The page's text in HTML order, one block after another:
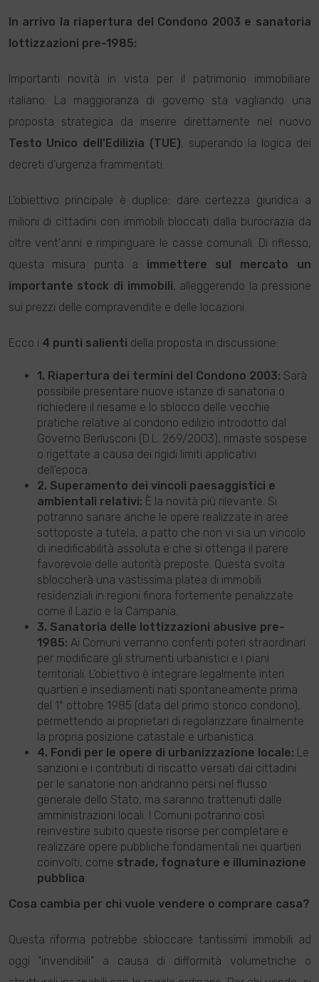
In arrivo la riapertura del Condono 2003 e sanatoria
lottizzazioni pre-1985:
Importanti novità in vista per il patrimonio immobiliare
italiano. La maggioranza di governo sta vagliando una
proposta strategica da inserire direttamente nel nuovo
Testo Unico dell’Edilizia (TUE), superando la logica dei
decreti d'urgenza frammentati.
L'obiettivo principale è duplice: dare certezza giuridica a
milioni di cittadini con immobili bloccati dalla burocrazia da
oltre vent'anni e rimpinguare le casse comunali. Di riflesso,
questa misura punta a immettere sul mercato un
importante stock di immobili, alleggerendo la pressione
sui prezzi delle compravendite e delle locazioni.
Ecco i 4 punti salienti della proposta in discussione:
1. Riapertura dei termini del Condono 2003: Sarà
possibile presentare nuove istanze di sanatoria o
richiedere il riesame e lo sblocco delle vecchie
pratiche relative al condono edilizio introdotto dal
Governo Berlusconi (D.L. 269/2003), rimaste sospese
o rigettate a causa dei rigidi limiti applicativi
dell'epoca.
2. Superamento dei vincoli paesaggistici e
ambientali relativi: È la novità più rilevante. Si
potranno sanare anche le opere realizzate in aree
sottoposte a tutela, a patto che non vi sia un vincolo
di inedificabilità assoluta e che si ottenga il parere
favorevole delle autorità preposte. Questa svolta
sbloccherà una vastissima platea di immobili
residenziali in regioni finora fortemente penalizzate
come il Lazio e la Campania.
3. Sanatoria delle lottizzazioni abusive pre-
1985: Ai Comuni verranno conferiti poteri straordinari
per modificare gli strumenti urbanistici e i piani
territoriali. L'obiettivo è integrare legalmente interi
quartieri e insediamenti nati spontaneamente prima
del 1° ottobre 1985 (data del primo storico condono),
permettendo ai proprietari di regolarizzare finalmente
la propria posizione catastale e urbanistica.
4. Fondi per le opere di urbanizzazione locale: Le
sanzioni e i contributi di riscatto versati dai cittadini
per le sanatorie non andranno persi nel flusso
generale dello Stato, ma saranno trattenuti dalle
amministrazioni locali. I Comuni potranno così
reinvestire subito queste risorse per completare e
realizzare opere pubbliche fondamentali nei quartieri
coinvolti, come strade, fognature e illuminazione
pubblica.
Cosa cambia per chi vuole vendere o comprare casa?
Questa riforma potrebbe sbloccare tantissimi immobili ad
oggi "invendibili" a causa di difformità volumetriche o